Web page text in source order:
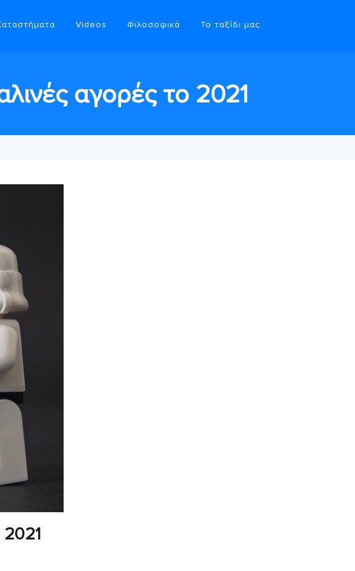
Videos Φιλοσοφικά Το ταξίδι μας
αγορές το 2021
2021